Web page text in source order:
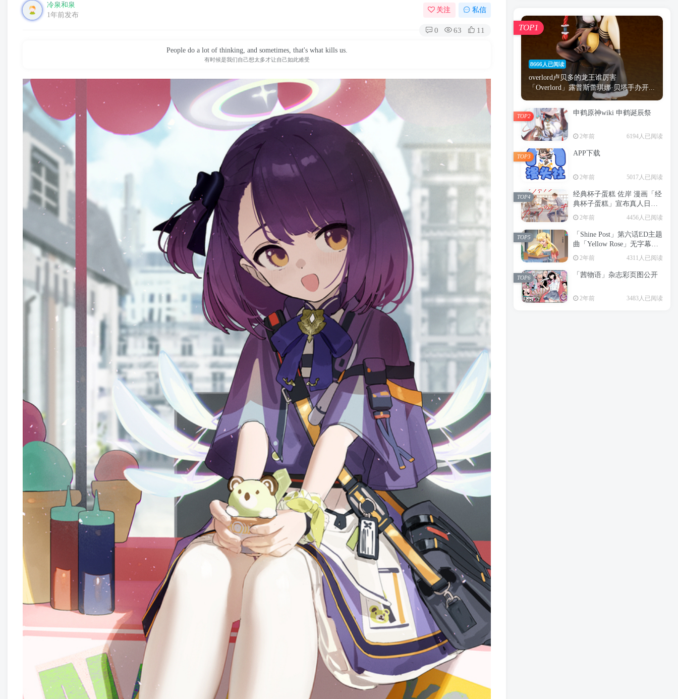
冷泉和泉
1年前发布
关注 私信
0 63 11
People do a lot of thinking, and sometimes, that's what kills us.
有时候是我们自己想太多才让自己如此难受
8666人已阅读
overlord卢贝多的龙王谁厉害
「Overlord」露普斯蕾琪娜·贝塔手办开...
TOP1
申鹤原神wiki 申鹤诞辰祭
2年前 6194人已阅读
TOP2
APP下载
2年前 5017人已阅读
TOP3
经典杯子蛋糕 佐岸 漫画「经
典杯子蛋糕」宣布真人日剧
化
2年前 4456人已阅读
TOP4
「Shine Post」第六话ED主题
曲「Yellow Rose」无字幕MV
公开
2年前 4311人已阅读
TOP5
「茜物语」杂志彩页图公开
2年前 3483人已阅读
TOP6
时间 秘密 手机 海贼王
鬼灭 捆绑 萝莉
间谍过家家 忍者 高木
进击的巨人 高岭
8666人已阅读
overlord卢贝多的龙王谁厉害
「Overlord」露普斯蕾琪娜·贝塔手办开...
TOP1
申鹤原神wiki 申鹤诞辰祭
2年前 6194人已阅读
TOP2
APP下载
2年前 5017人已阅读
TOP3
经典杯子蛋糕 佐岸 漫画「经
典杯子蛋糕」宣布真人日剧
TOP4